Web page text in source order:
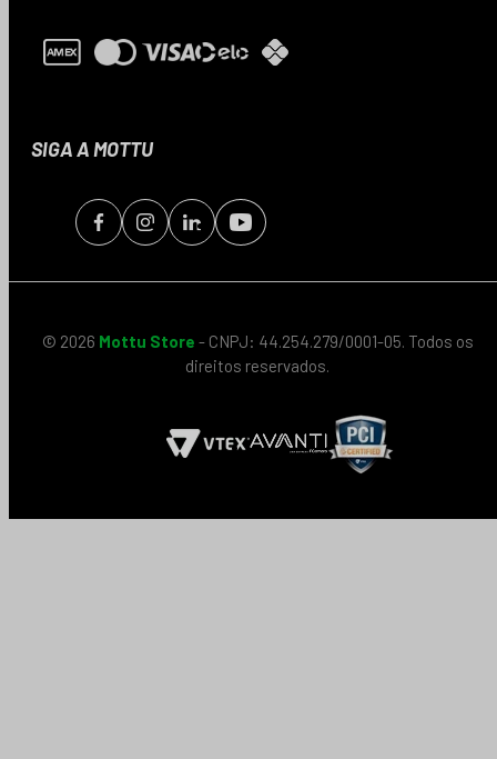
SIGA A MOTTU
© 2026 Mottu Store - CNPJ: 44.254.279/0001-05. Todos os
direitos reservados.